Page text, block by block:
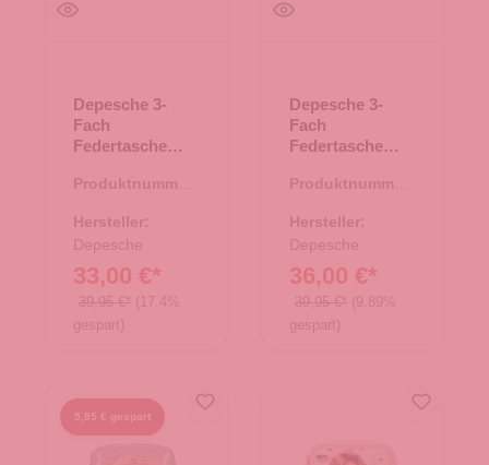
Depesche 3-
Fach
Federtasche
NEW WORLD
Produktnummer:
Hersteller:
Depesche
33,00 €*
39,95 €* (17.4%
gespart)
Depesche 3-
Fach
Federtasche
LED
Produktnummer:
Hersteller:
Depesche
36,00 €*
39,95 €* (9.89%
gespart)
5,95 € gespart